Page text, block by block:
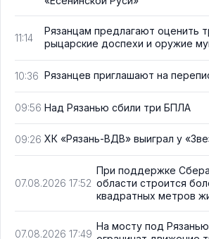
11:14
Рязанцам предлагают оценить
рыцарские доспехи и оружие
10:36 Рязанцев приглашают на
09:56 Над Рязанью сбили три БПЛА
09:26 ХК «Рязань-ВДВ» выиграл у
07.08.2026 17:52
При поддержке
области строится
квадратных метров
07.08.2026 17:49
На мосту под